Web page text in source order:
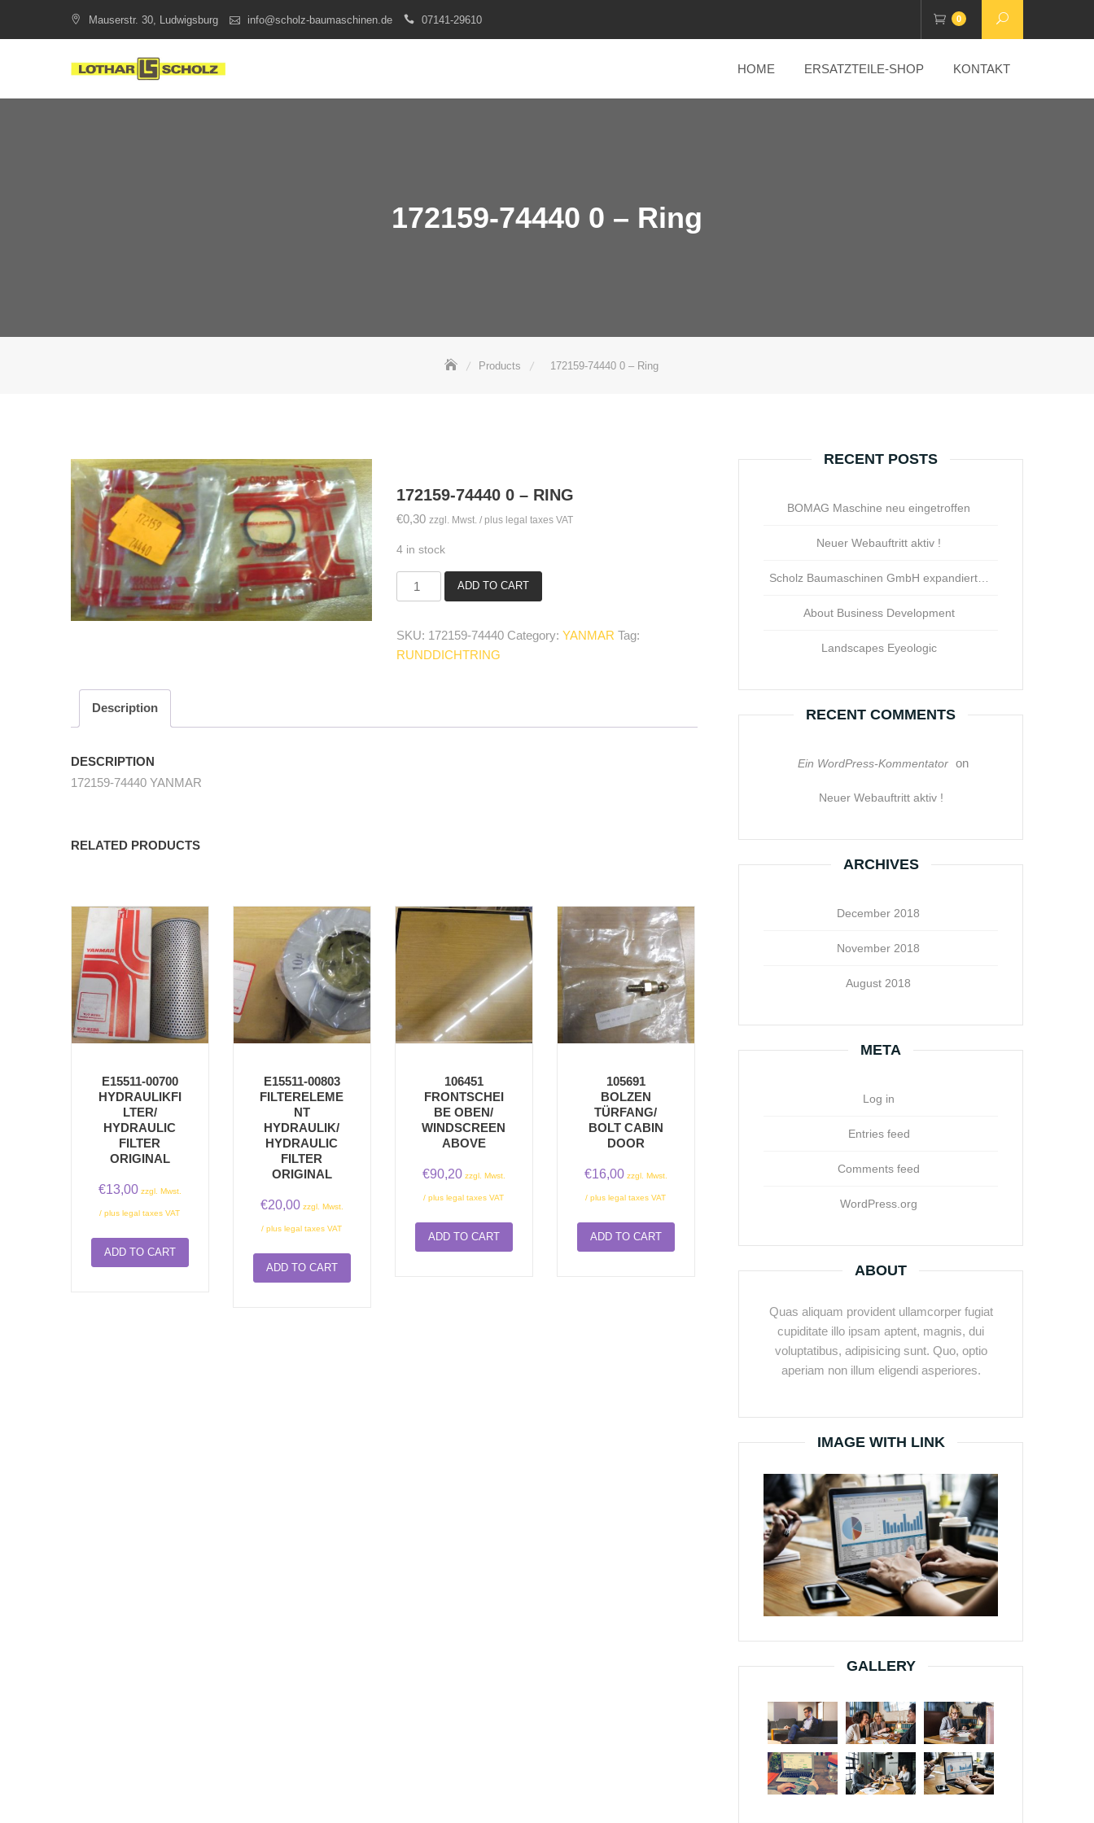
Mauserstr. 30, Ludwigsburg info@scholz-baumaschinen.de 07141-29610 0
HOME ERSATZTEILE-SHOP KONTAKT
172159-74440 0 – Ring
Products 172159-74440 0 – Ring
172159-74440 0 – RING
€0,30 zzgl. Mwst. / plus legal taxes VAT
4 in stock
172159-
-
Ring
ADD TO CART
SKU: 172159-74440 Category:YANMAR Tag:
RUNDDICHTRING
Description
DESCRIPTION
172159-74440 YANMAR
RELATED PRODUCTS
E15511-00700
HYDRAULIKFI
LTER/
HYDRAULIC
FILTER
ORIGINAL
€13,00 zzgl. Mwst.
/ plus legal taxes VAT
ADD TO CART
E15511-00803
FILTERELEME
NT
HYDRAULIK/
HYDRAULIC
FILTER
ORIGINAL
€20,00 zzgl. Mwst.
/ plus legal taxes VAT
ADD TO CART
106451
FRONTSCHEI
BE OBEN/
WINDSCREEN
ABOVE
€90,20 zzgl. Mwst.
/ plus legal taxes VAT
ADD TO CART
105691
BOLZEN
TÜRFANG/
BOLT CABIN
DOOR
€16,00 zzgl. Mwst.
/ plus legal taxes VAT
ADD TO CART
RECENT POSTS
BOMAG Maschine neu eingetroffen
Neuer Webauftritt aktiv !
Scholz Baumaschinen GmbH expandiert…
About Business Development
Landscapes Eyeologic
RECENT COMMENTS
Ein WordPress-Kommentator on
Neuer Webauftritt aktiv !
ARCHIVES
December 2018
November 2018
August 2018
META
Log in
Entries feed
Comments feed
WordPress.org
ABOUT
Quas aliquam provident ullamcorper fugiat
cupiditate illo ipsam aptent, magnis, dui
voluptatibus, adipisicing sunt. Quo, optio
aperiam non illum eligendi asperiores.
IMAGE WITH LINK
GALLERY